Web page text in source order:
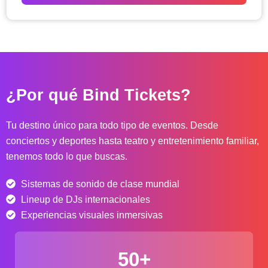
d
p
c
i
s
:
d
d
$
¿Por qué Bind Tickets?
Tu destino único para todo tipo de eventos. Desde
conciertos y deportes hasta teatro y entretenimiento familiar,
tenemos todo lo que buscas.
Sistemas de sonido de clase mundial
Lineup de DJs internacionales
Experiencias visuales inmersivas
50+